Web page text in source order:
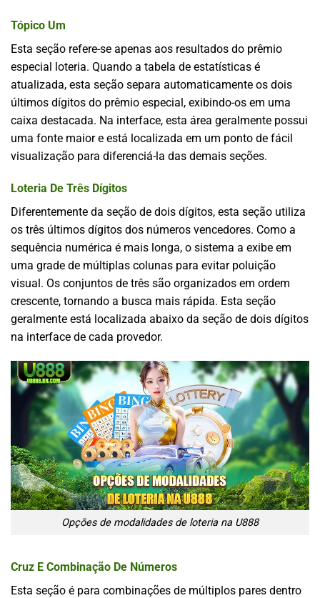
Tópico Um
Esta seção refere-se apenas aos resultados do prêmio
especial loteria. Quando a tabela de estatísticas é
atualizada, esta seção separa automaticamente os dois
últimos dígitos do prêmio especial, exibindo-os em uma
caixa destacada. Na interface, esta área geralmente possui
uma fonte maior e está localizada em um ponto de fácil
visualização para diferenciá-la das demais seções.
Loteria De Três Dígitos
Diferentemente da seção de dois dígitos, esta seção utiliza
os três últimos dígitos dos números vencedores. Como a
sequência numérica é mais longa, o sistema a exibe em
uma grade de múltiplas colunas para evitar poluição
visual. Os conjuntos de três são organizados em ordem
crescente, tornando a busca mais rápida. Esta seção
geralmente está localizada abaixo da seção de dois dígitos
na interface de cada provedor.
Opções de modalidades de loteria na U888
Cruz E Combinação De Números
Esta seção é para combinações de múltiplos pares dentro